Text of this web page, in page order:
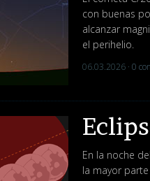
con buenas
alcanzar
el perihelio.
06.03.2026 · 0
En la noche
la mayor